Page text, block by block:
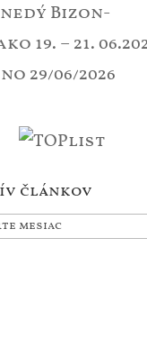
Bizon-
19. – 21.
29/06/2026
článkov